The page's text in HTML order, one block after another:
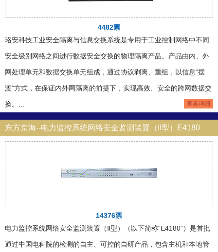
4482票
珞安科技工业安全隔离与信息交换系统是专用于工业控制网络中不同
安全级别网络之间进行数据安全交换的物理隔离产品。产品由内、外
网处理单元和数据交换单元组成，通过协议剥离、重组，以信息“摆
渡”方式，在保证内外网隔离的前提下，实现高效、安全的跨网数据交
换。... 查看详细
东方京海--电力监控系统网络安全监测装置（II型）E4180
14376票
电力监控系统网络安全监测装置（Ⅱ型）（以下简称“E4180”）是首批
通过中国电科院的检测的自主、可控的自研产品，包含主机和本地管